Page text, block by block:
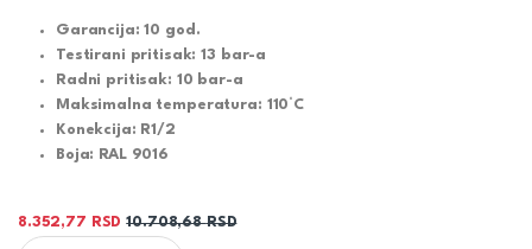
Garancija: 10 god.
Testirani pritisak: 13 bar-a
Radni pritisak: 10 bar-a
Maksimalna temperatura: 110°C
Konekcija: R1/2
Boja: RAL 9016
8.352,77 RSD 10.708,68RSD
600/1400 2937W T22 PANELNI RADIJATOR - EMKO quantity